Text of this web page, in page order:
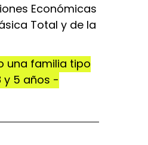
Económicas
Total y de la
una familia tipo
y 5 años -